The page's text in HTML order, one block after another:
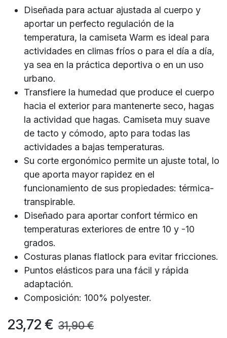
Diseñada para actuar ajustada al cuerpo y
aportar un perfecto regulación de la
temperatura, la camiseta Warm es ideal para
actividades en climas fríos o para el día a día,
ya sea en la práctica deportiva o en un uso
urbano.
Transfiere la humedad que produce el cuerpo
hacia el exterior para mantenerte seco, hagas
la actividad que hagas. Camiseta muy suave
de tacto y cómodo, apto para todas las
actividades a bajas temperaturas.
Su corte ergonómico permite un ajuste total, lo
que aporta mayor rapidez en el
funcionamiento de sus propiedades: térmica-
transpirable.
Diseñado para aportar confort térmico en
temperaturas exteriores de entre 10 y -10
grados.
Costuras planas flatlock para evitar fricciones.
Puntos elásticos para una fácil y rápida
adaptación.
Composición: 100% polyester.
23,72 € 31,90€